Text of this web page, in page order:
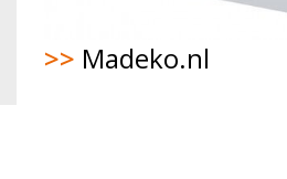
>> Madeko.nl